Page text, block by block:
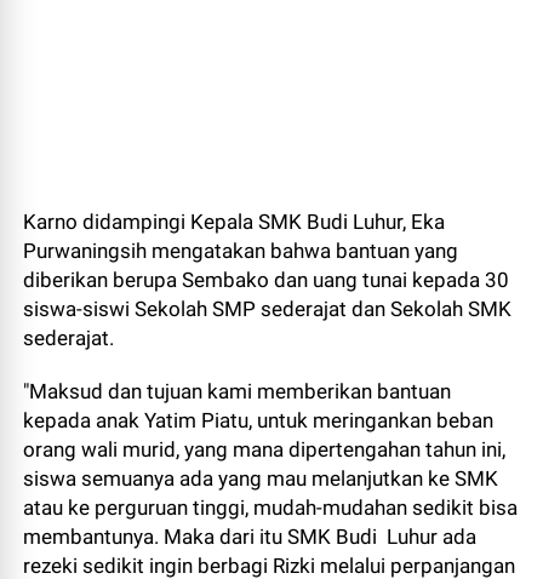
Karno didampingi Kepala SMK Budi Luhur, Eka
Purwaningsih mengatakan bahwa bantuan yang
diberikan berupa Sembako dan uang tunai kepada 30
siswa-siswi Sekolah SMP sederajat dan Sekolah SMK
sederajat.
"Maksud dan tujuan kami memberikan bantuan
kepada anak Yatim Piatu, untuk meringankan beban
orang wali murid, yang mana dipertengahan tahun ini,
siswa semuanya ada yang mau melanjutkan ke SMK
atau ke perguruan tinggi, mudah-mudahan sedikit bisa
membantunya. Maka dari itu SMK Budi Luhur ada
rezeki sedikit ingin berbagi Rizki melalui perpanjangan